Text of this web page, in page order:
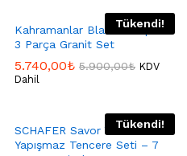
Tükendi!
Kahramanlar Black Olımpos
3 Parça Granit Set
5.740,00₺ 5.900,00₺ KDV
Dahil
Tükendi!
SCHAFER Savor Yanmaz
Yapışmaz Tencere Seti – 7